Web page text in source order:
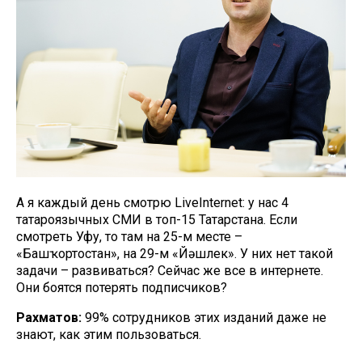
А я каждый день смотрю LiveInternet: у нас 4
татароязычных СМИ в топ-15 Татарстана. Если
смотреть Уфу, то там на 25-м месте –
«Башҡортостан», на 29-м «Йәшлек». У них нет такой
задачи – развиваться? Сейчас же все в интернете.
Они боятся потерять подписчиков?
Рахматов: 99% сотрудников этих изданий даже не
знают, как этим пользоваться.